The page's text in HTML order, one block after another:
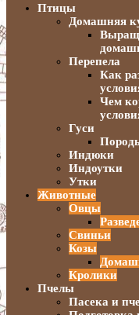
Птицы
Домашняя
Перепела
Как
Чем
Гуси
Индюки
Индоутки
Утки
Животные
Овцы
Свиньи
Козы
Кролики
Пчелы
Пасека и